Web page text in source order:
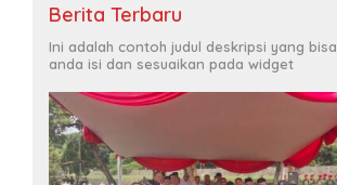
Berita Terbaru
Ini adalah contoh judul deskripsi yang bisa
anda isi dan sesuaikan pada widget